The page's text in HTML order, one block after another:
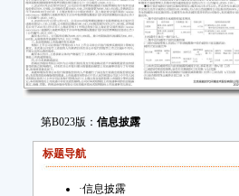
第B023版： 信息披露
标题导航
·信息披露